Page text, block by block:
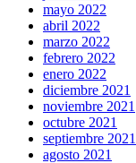
mayo 2022
abril 2022
marzo 2022
febrero 2022
enero 2022
diciembre 2021
noviembre 2021
octubre 2021
septiembre 2021
agosto 2021